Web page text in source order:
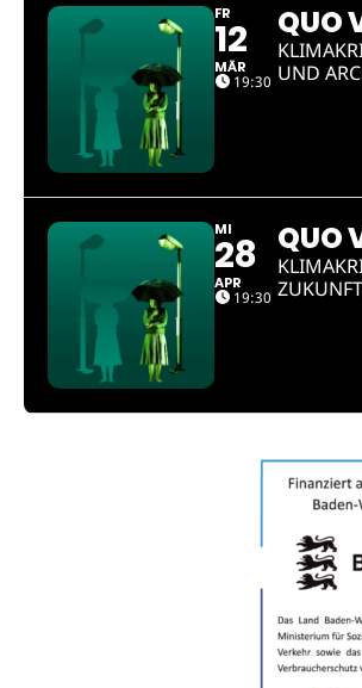
FR
12
MÄR
19:30
QUO
UND
MI
28
APR
19:30
QUO